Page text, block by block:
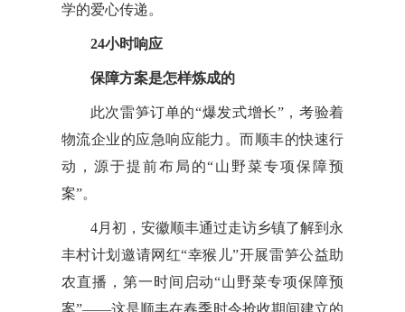
学的爱心传递。
24小时响应
保障方案是怎样炼成的
此次雷笋订单的“爆发式增长”，考验着
物流企业的应急响应能力。而顺丰的快速行
动，源于提前布局的“山野菜专项保障预
案”。
4月初，安徽顺丰通过走访乡镇了解到永
丰村计划邀请网红“幸猴儿”开展雷笋公益助
农直播，第一时间启动“山野菜专项保障预
案”——这是顺丰在春季时令抢收期间建立的